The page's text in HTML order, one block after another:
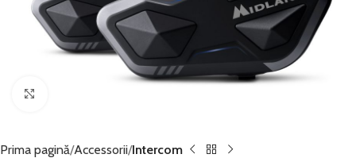
Prima pagină Accessorii Intercom